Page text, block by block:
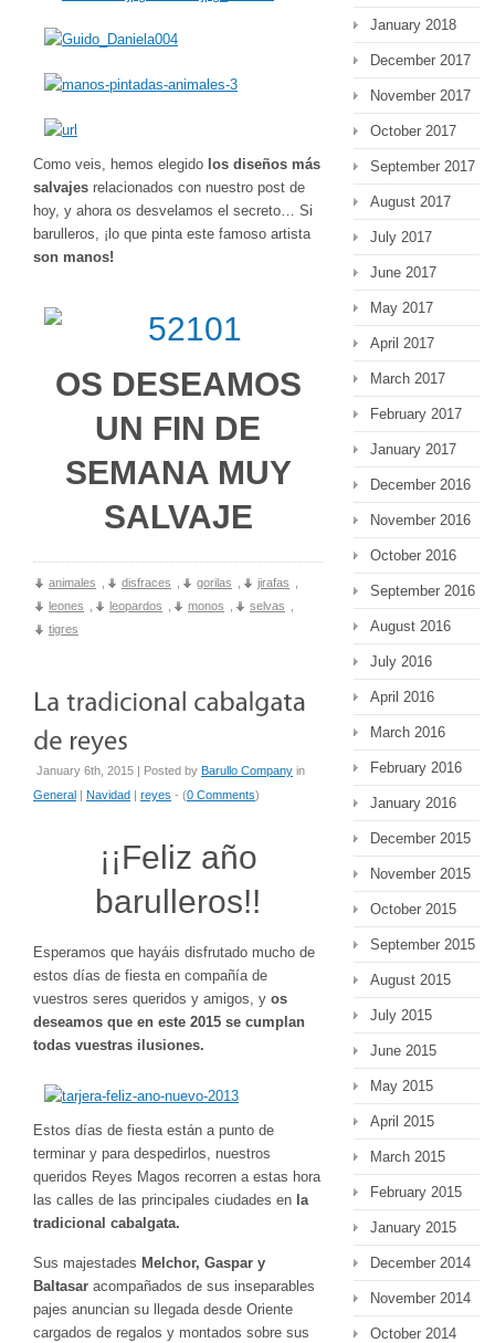
Como veis, hemos elegido los diseños más
salvajes relacionados con nuestro post de
hoy, y ahora os desvelamos el secreto… Si
barulleros, ¡lo que pinta este famoso artista
son manos!
OS DESEAMOS
UN FIN DE
SEMANA MUY
SALVAJE
animales disfraces gorilas jirafas
leones
leopardos monos selvas
tigres
January 6th, 2015 | Posted by Barullo Company in
General | Navidad | reyes - (0 Comments)
¡¡Feliz año
barulleros!!
Esperamos que hayáis disfrutado mucho de
estos días de fiesta en compañía de
vuestros seres queridos y amigos, y os
deseamos que en este 2015 se cumplan
todas vuestras ilusiones.
Estos días de fiesta están a punto de
terminar y para despedirlos, nuestros
queridos Reyes Magos recorren a estas hora
las calles de las principales ciudades en la
tradicional cabalgata.
Sus majestades Melchor, Gaspar y
Baltasar acompañados de sus inseparables
pajes anuncian su llegada desde Oriente
cargados de regalos y montados sobre sus
January 2018
December 2017
November 2017
October 2017
September 2017
August 2017
July 2017
June 2017
May 2017
April 2017
March 2017
February 2017
January 2017
December 2016
November 2016
October 2016
September 2016
August 2016
July 2016
April 2016
March 2016
February 2016
January 2016
December 2015
November 2015
October 2015
September 2015
August 2015
July 2015
June 2015
May 2015
April 2015
March 2015
February 2015
January 2015
December 2014
November 2014
October 2014